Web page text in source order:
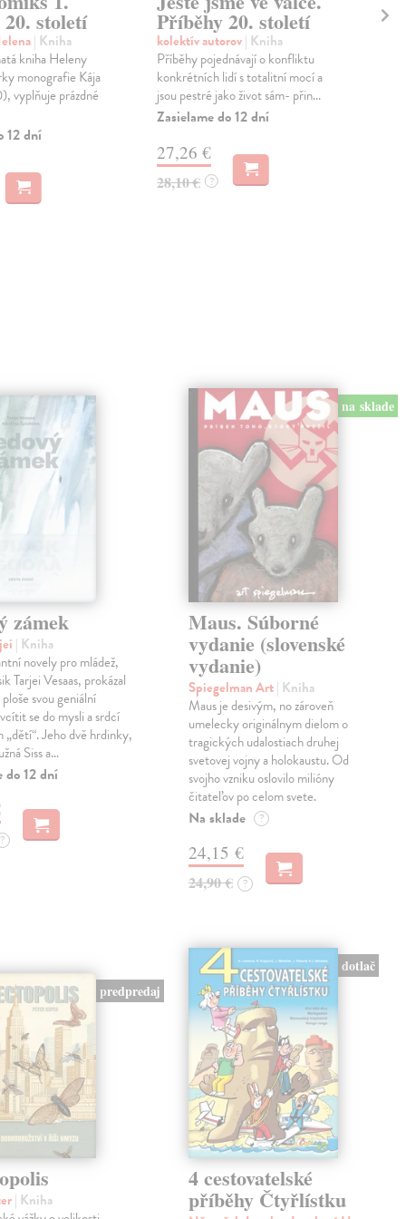
století
| Kniha
kniha Heleny
monografie Kája
vyplňuje prázdné
12 dní
Příběhy 20. století
kolektív autorov| Kniha
Příběhy pojednávají o konfliktu
konkrétních lidí s totalitní mocí a
jsou pestré jako život sám- přin...
Zasielame do 12 dní
27,26 €
28,10 € ?
zámek
| Kniha
novely pro mládež,
Tarjei Vesaas, prokázal
svou geniální
se do mysli a srdcí
Jeho dvě hrdinky,
Siss a…
do 12 dní
?
na sklade
Maus. Súborné
vydanie (slovenské
vydanie)
Spiegelman Art| Kniha
Maus je desivým, no zároveň
umelecky originálnym dielom o
tragických udalostiach druhej
svetovej vojny a holokaustu. Od
svojho vzniku oslovilo milióny
čitateľov po celom svete.
Na sklade ?
24,15 €
24,90 € ?
predpredaj
| Kniha
dotlač
4 cestovatelské
příběhy Čtyřlístku